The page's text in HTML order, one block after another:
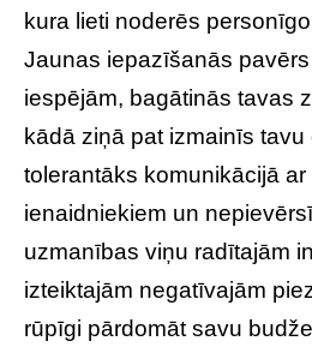
kura lieti noderēs
Jaunas iepazīšanās
iespējām, bagātinās tavas
kādā ziņā pat izmainīs tavu
tolerantāks komunikācijā ar
ienaidniekiem un
uzmanības viņu radītajām
izteiktajām negatīvajām
rūpīgi pārdomāt savu